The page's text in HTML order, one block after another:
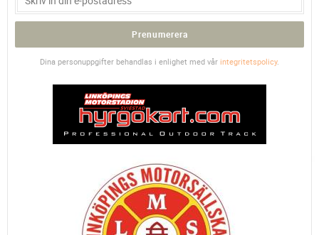
Prenumerera
Dina personuppgifter behandlas i enlighet med vår integritetspolicy.